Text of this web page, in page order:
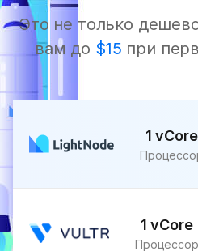
Это не только
вам до $15 при
1 vCore
1 vCore
Процессор